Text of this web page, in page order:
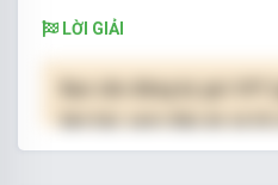
LỜI GIẢI
làm bài, xem đáp án và
hạn.